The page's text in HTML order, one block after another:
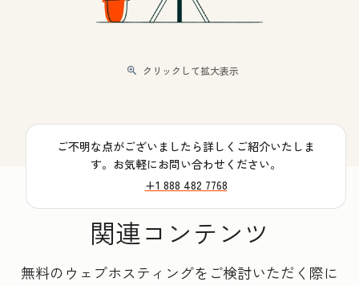
クリックして拡大表示
ご不明な点がございましたら詳しくご紹介いたしま
す。お気軽にお問い合わせください。
+1 888 482 7768
関連コンテンツ
無料のウェブホスティングをご検討いただく際に